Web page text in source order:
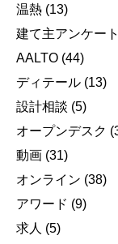
温熱 (13)
建て主アンケート
AALTO (44)
ディテール (13)
設計相談 (5)
オープンデスク
動画 (31)
オンライン (38)
アワード (9)
求人 (5)